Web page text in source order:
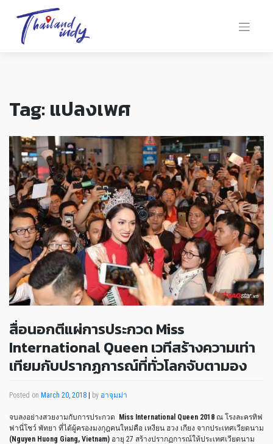
Tag: แปลงเพศ
สื่อนอกตีแผ่การประกวด Miss
International Queen เวทีสร้างความเท่า
เทียมกับปรากฏการณ์ที่ทั่วโลกจับตามอง
Posted on March 20, 2018 | by อาจุมม่า
จบลงอย่างสวยงามกับการประกวด Miss International Queen 2018 ณ โรงละครทิฟ
ฟานี่โชว์ พัทยา ที่ได้ผู้ครองมงกุฎคนใหม่คือ เหงียน ฮวง เกียง จากประเทศเวียดนาม
(Nguyen Huong Giang, Vietnam) อายุ 27 สร้างปรากฏการณ์ให้ประเทศเวียดนาม